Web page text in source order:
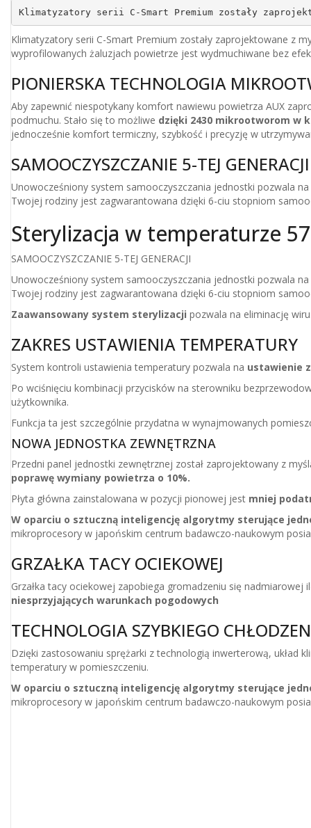
Klimatyzatory serii C-Smart Premium zostały
Klimatyzatory serii C-Smart Premium zostały zaprojektowane z
wyprofilowanych żaluzjach powietrze jest wydmuchiwane bez
PIONIERSKA TECHNOLOGIA
Aby zapewnić niespotykany komfort nawiewu powietrza AUX
podmuchu. Stało się to możliwe dzięki 2430 mikrootworom w
jednocześnie komfort termiczny, szybkość i precyzję w
SAMOOCZYSZCZANIE 5-TEJ GENERACJI
Unowocześniony system samooczyszczania jednostki pozwala na
Twojej rodziny jest zagwarantowana dzięki 6-ciu stopniom
Sterylizacja w temperaturze
SAMOOCZYSZCZANIE 5-TEJ GENERACJI
Unowocześniony system samooczyszczania jednostki pozwala na
Twojej rodziny jest zagwarantowana dzięki 6-ciu stopniom
Zaawansowany system sterylizacji pozwala na eliminację
ZAKRES USTAWIENIA TEMPERATURY
System kontroli ustawienia temperatury pozwala na ustawienie
Po wciśnięciu kombinacji przycisków na sterowniku
użytkownika.
Funkcja ta jest szczególnie przydatna w wynajmowanych
NOWA JEDNOSTKA ZEWNĘTRZNA
Przedni panel jednostki zewnętrznej został zaprojektowany z
poprawę wymiany powietrza o 10%.
Płyta główna zainstalowana w pozycji pionowej jest mniej
W oparciu o sztuczną inteligencję algorytmy sterujące
mikroprocesory w japońskim centrum badawczo-naukowym
GRZAŁKA TACY OCIEKOWEJ
Grzałka tacy ociekowej zapobiega gromadzeniu się
niesprzyjających warunkach pogodowych
TECHNOLOGIA SZYBKIEGO
Dzięki zastosowaniu sprężarki z technologią inwerterową, układ
temperatury w pomieszczeniu.
W oparciu o sztuczną inteligencję algorytmy sterujące
mikroprocesory w japońskim centrum badawczo-naukowym